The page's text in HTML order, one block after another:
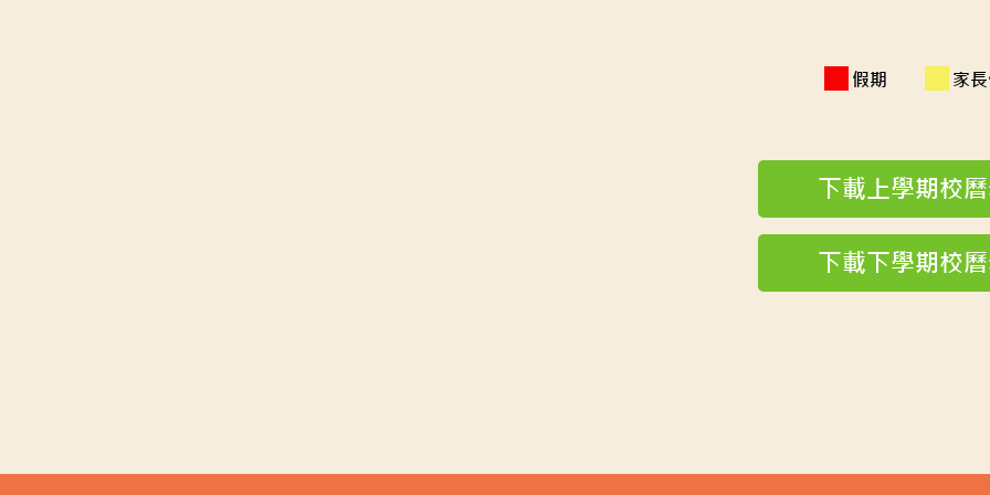
假期 家
下載上學期校
下載下學期校